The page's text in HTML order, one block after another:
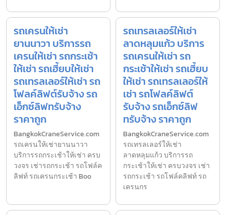
รถเครนให้เช่า
ยานนาวา บริการรถ
เครนให้เช่า รถกระเช้า
ให้เช่า รถเฮี้ยบให้เช่า
รถเทรลเลอร์ให้เช่า รถ
โฟลค์ลิฟต์รับจ้าง รถ
เอ็กซ์ลิฟทรับจ้าง
ราคาถูก
BangkokCraneService.com
รถเครนให้เช่ายานนาวา
บริการรถกระเช้าให้เช่า ครบ
วงจร เช่ารถกระเช้า รถโฟล์ค
ลิฟท์ รถเครนกระเช้า Boo
รถเทรลเลอร์ให้เช่า
ลาดหลุมแก้ว บริการ
รถเครนให้เช่า รถ
กระเช้าให้เช่า รถเฮี้ยบ
ให้เช่า รถเทรลเลอร์ให้
เช่า รถโฟลค์ลิฟต์
รับจ้าง รถเอ็กซ์ลิฟ
ทรับจ้าง ราคาถูก
BangkokCraneService.com
รถเทรลเลอร์ให้เช่า
ลาดหลุมแก้ว บริการรถ
กระเช้าให้เช่า ครบวงจร เช่า
รถกระเช้า รถโฟล์คลิฟท์ รถ
เครนกร